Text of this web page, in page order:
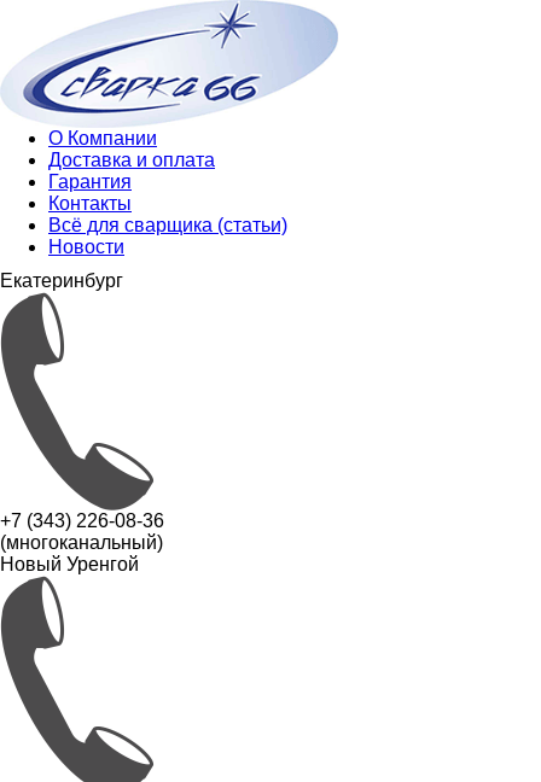
О Компании
Доставка и оплата
Гарантия
Контакты
Всё для сварщика (статьи)
Новости
Екатеринбург
+7 (343) 226-08-36
(многоканальный)
Новый Уренгой